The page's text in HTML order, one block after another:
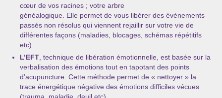
cœur de vos racines ; votre arbre
généalogique. Elle permet de vous libérer des événements
passés non résolus qui viennent rejaillir sur votre vie de
différentes façons (maladies, blocages, schémas répétitifs
etc)
L’EFT , technique de libération émotionnelle, est basée sur la
verbalisation des émotions tout en tapotant des points
d’acupuncture. Cette méthode permet de « nettoyer » la
trace énergétique négative des émotions difficiles vécues